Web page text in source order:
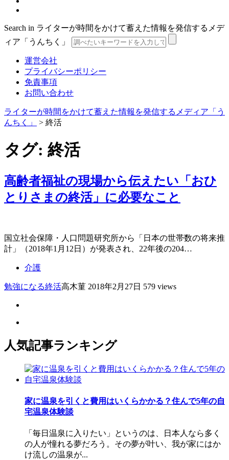
Search in ライターが時間をかけて蓄えた情報を発信するメデ
ィア「うんちく」
運営会社
プライバシーポリシー
免責事項
お問い合わせ
ライターが時間をかけて蓄えた情報を発信するメディア「う
んちく」
> 終活
タグ: 終活
高齢者福祉の現場から伝えたい「おひ
とりさまの終活」に必要なこと
国立社会保障・人口問題研究所から「日本の世帯数の将来推
計」（2018年1月12日）が発表され、22年後の204…
介護
勉強になる終活高木菫 2018年2月27日 579 views
人気記事ランキング
家に温泉を引くと費用はいくらかかる？住んで5年の自
宅温泉体験談
「毎日温泉に入りたい」というのは、日本人なら多く
の人が憧れる夢だろう。その夢が叶い、我が家にはか
け流しの温泉が...